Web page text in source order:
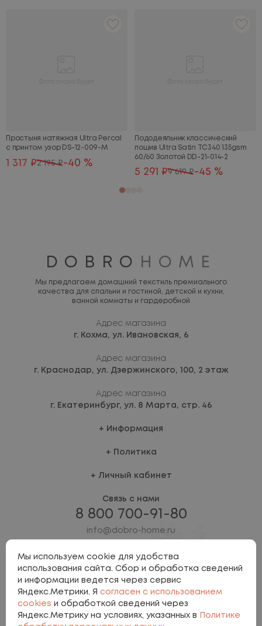
Простыня натяжная Ultra Percal
с принтом узор DS-12-009-М
1 317 ₽2 195 ₽-40 %
Пододеяльник классический
пошив Ultra Satin TC340 135gsm
60/60 Золотой DD-21-014-2
5 291 ₽9 619 ₽-45 %
DOBRO HOME
Мы предлагаем домашний текстиль премиального
качества для спальни и гостиной, детской и кухни,
ванной комнаты и гардеробной
Адрес магазина
г. Кохма, ул. Ивановская, 6
Адрес магазина
г. Краснодар, ул. Дзержинского, 100, 2 этаж
Адрес магазина
г. Екатеринбург, ул. 8 Марта, стр. 46
Информация
Политика
Личный кабинет
Связь с нами
8 800 700-91-80
info@dobro-home.ru
Мы используем cookie для удобства
использования сайта. Сбор и обработка сведений
и информации ведется через сервис
Яндекс.Метрики. Я согласен с использованием
cookies и обработкой сведений через
Яндекс.Метрику на условиях, указанных в
Политике